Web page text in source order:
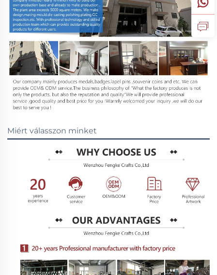
Miért válasszon minket